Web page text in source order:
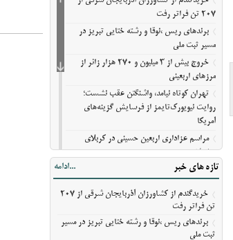
207 تن فراتر رفت
برندهای ریس ،‌نوقا و رشته ختایی تبریز در
مسیر ثبت ملی
خروج بیش از ۳ میلیون و ۲۷۰ هزار زائر از
مرزهای اربعینی
تهران کوتاه نیامد، واشنگتن عقب نشست؛
روایت نیویورک‌تایمز از فرسایش گزینه‌های
آمریکا
مراسم عزاداری اربعین حسینی در کربلای
معلی/تصویری
رویکرد دوشنبه های کاری استاندار و مطالبات
گزارش رونمایی از تاریخ اتاق تبریز
حمایت از واحدهای تولیدی در دستور کار قرار
دارد
تازه های خبر ...ادامه
خریدگندم از کشاورزان آذربایجان شرقی از 207
تن فراتر رفت
برندهای ریس ،‌نوقا و رشته ختایی تبریز در مسیر
ثبت ملی